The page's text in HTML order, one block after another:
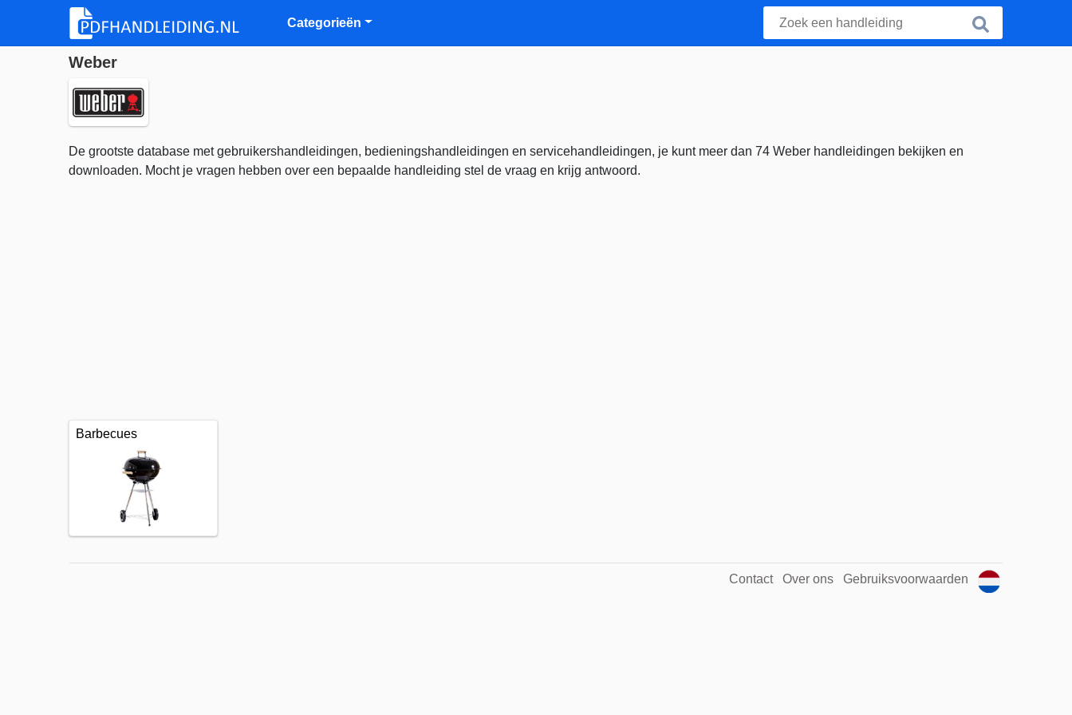
Categorieën
Weber
De grootste database met gebruikershandleidingen, bedieningshandleidingen en servicehandleidingen, je kunt meer dan 74 Weber handleidingen bekijken en
downloaden. Mocht je vragen hebben over een bepaalde handleiding stel de vraag en krijg antwoord.
Barbecues
Contact Over ons Gebruiksvoorwaarden